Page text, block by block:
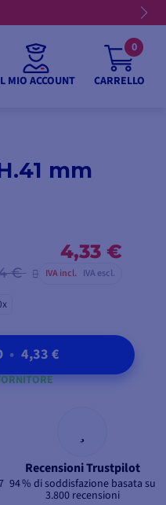
MIO ACCOUNT CARRELLO
0
mm
4,33 €
€ IVA incl. IVA escl.
• 4,33 €
Recensioni Trustpilot
94 % di soddisfazione basata su
3.800 recensioni